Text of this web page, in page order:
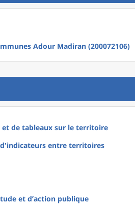
Adour Madiran (200072106)
et de tableaux sur le territoire
entre territoires
et d’action publique